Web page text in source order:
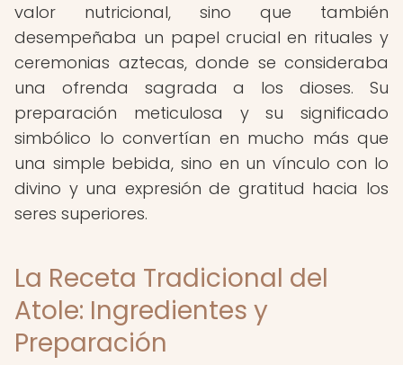
valor nutricional, sino que también
desempeñaba un papel crucial en rituales y
ceremonias aztecas, donde se consideraba
una ofrenda sagrada a los dioses. Su
preparación meticulosa y su significado
simbólico lo convertían en mucho más que
una simple bebida, sino en un vínculo con lo
divino y una expresión de gratitud hacia los
seres superiores.
La Receta Tradicional del
Atole: Ingredientes y
Preparación